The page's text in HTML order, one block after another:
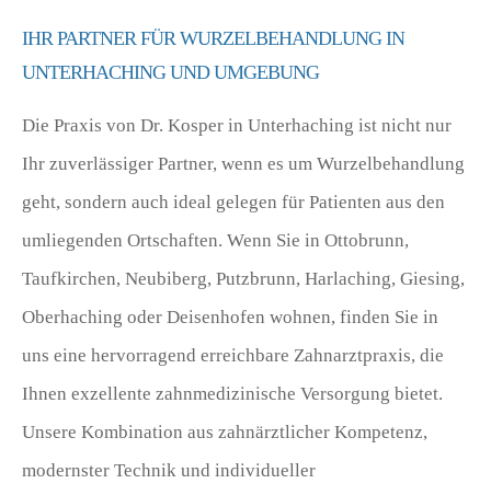
IHR PARTNER FÜR WURZELBEHANDLUNG IN
UNTERHACHING UND UMGEBUNG
Die Praxis von Dr. Kosper in Unterhaching ist nicht nur
Ihr zuverlässiger Partner, wenn es um Wurzelbehandlung
geht, sondern auch ideal gelegen für Patienten aus den
umliegenden Ortschaften. Wenn Sie in Ottobrunn,
Taufkirchen, Neubiberg, Putzbrunn, Harlaching, Giesing,
Oberhaching oder Deisenhofen wohnen, finden Sie in
uns eine hervorragend erreichbare Zahnarztpraxis, die
Ihnen exzellente zahnmedizinische Versorgung bietet.
Unsere Kombination aus zahnärztlicher Kompetenz,
modernster Technik und individueller